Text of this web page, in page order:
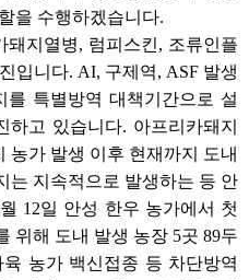
을 수행하겠습니다.
돼지열병, 럼피스킨, 조류인플
입니다. AI, 구제역, ASF 발생
를 특별방역 대책기간으로 설
고 있습니다. 아프리카돼지
농가 발생 이후 현재까지 도내
는 지속적으로 발생하는 등 안
12일 안성 한우 농가에서 첫
위해 도내 발생 농장 5곳 89두
농가 백신접종 등 차단방역